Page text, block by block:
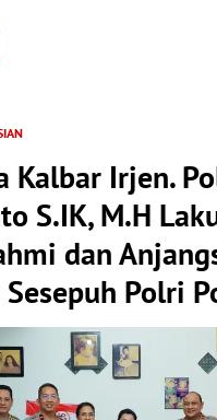
Kalbar Irjen.
S.IK, M.H
dan
Sesepuh Polri